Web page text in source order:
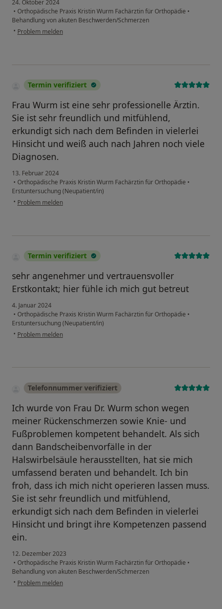
24. Oktober 2024
• Orthopädische Praxis Kristin Wurm Fachärztin für Orthopädie •
Behandlung von akuten Beschwerden/Schmerzen
• Problem melden
Termin verifiziert
Frau Wurm ist eine sehr professionelle Ärztin.
Sie ist sehr freundlich und mitfühlend,
erkundigt sich nach dem Befinden in vielerlei
Hinsicht und weiß auch nach Jahren noch viele
Diagnosen.
13. Februar 2024
• Orthopädische Praxis Kristin Wurm Fachärztin für Orthopädie •
Erstuntersuchung (Neupatient/in)
• Problem melden
Termin verifiziert
sehr angenehmer und vertrauensvoller
Erstkontakt; hier fühle ich mich gut betreut
4. Januar 2024
• Orthopädische Praxis Kristin Wurm Fachärztin für Orthopädie •
Erstuntersuchung (Neupatient/in)
• Problem melden
Telefonnummer verifiziert
Ich wurde von Frau Dr. Wurm schon wegen
meiner Rückenschmerzen sowie Knie- und
Fußproblemen kompetent behandelt. Als sich
dann Bandscheibenvorfälle in der
Halswirbelsäule herausstellten, hat sie mich
umfassend beraten und behandelt. Ich bin
froh, dass ich mich nicht operieren lassen muss.
Sie ist sehr freundlich und mitfühlend,
erkundigt sich nach dem Befinden in vielerlei
Hinsicht und bringt ihre Kompetenzen passend
ein.
12. Dezember 2023
• Orthopädische Praxis Kristin Wurm Fachärztin für Orthopädie •
Behandlung von akuten Beschwerden/Schmerzen
• Problem melden